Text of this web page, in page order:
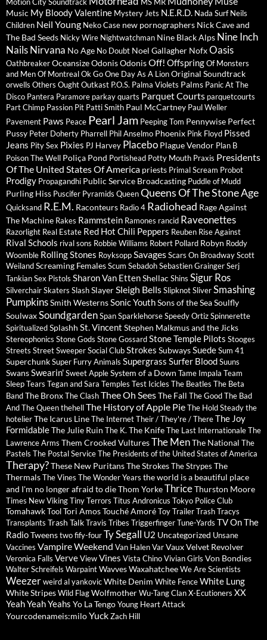
Music My Bloody Valentine Mystery Jets N.E.R.D. Nada Surf Neils
Children Neil Young Neko Case new pornographers Nick Cave and
The Bad Seeds Nicky Wire Nightwatchman Nine Black Alps Nine Inch
Nails Nirvana No Age No Doubt Noel Gallagher NofxOasis
OathbreakerOceansizeOdonis OdonisOff! OffspringOf Monsters
and MenOf MontrealOk GoOne Day As A LionOriginal Soundtrack
orwells Others OughtOutkast P.O.S. Palma Violets Palms Panic At The
Disco Pantera Paramore parkay quarts Parquet Courts parquetcourts
Part Chimp Passion Pit Patti Smith Paul McCartney Paul Weller
Pavement Paws Peace Pearl Jam Peeping Tom Pennywise Perfect
Pussy Peter Doherty Pharrell Phil Anselmo Phoenix Pink Floyd Pissed
Jeans Pity Sex Pixies PJ Harvey Placebo Plague Vendor Plan B
Poison The Well Poliça Pond Portishead Potty Mouth Praxis Presidents
Of The United States Of America priests Primal Scream Probot
Prodigy Propagandhi Public Service Broadcasting Puddle of Mudd
Purling Hiss Puscifer Pyramids QueenQueens Of The Stone Age
Quicksand R.E.M. Raconteurs Radio 4 Radiohead Rage Against
The Machine Rakes Rammstein Ramones rancid Raveonettes
Razorlight Real Estate Red Hot Chili Peppers Reuben Rise Against
Rival Schools rival sons Robbie Williams Robert Pollard Robyn Roddy
Woomble Rolling Stones RoyksoppSavagesScars On BroadwayScott
WeilandScreaming FemalesScum SebadohSebastien GraingerSerj
TankianSex Pistols Sharon Van EttenShellac Shins Sigur Ros
SilverchairSkaters SlashSlayerSleigh BellsSlipknotSliverSmashing
PumpkinsSmith WesternsSonic YouthSons of the SeaSoulfly
SoulwaxSoundgardenSpanSparklehorseSpeedy OrtizSpinnerette
SpiritualizedSplashh St. Vincent Stephen Malkmus and the Jicks
Stereophonics Stone Gods Stone GossardStone Temple Pilots Stooges
Streets Street Sweeper Social ClubStrokes SubwaysSuedeSum 41
SuperchunkSuper Furry Animals Supergrass Surfer BloodSuuns
SwansSwearin'Sweet AppleSystem of a Down Tame Impala Team
SleepTears Tegan and Sara Temples Test Icicles The Beatles The Beta
BandThe BronxThe ClashThee Oh SeesThe Fall The Good The Bad
And The QueenthehellThe History of Apple PieThe Hold Steadythe
hotelierThe Icarus LineThe InternetTheir / They're / ThereThe Joy
FormidableThe Julie Ruin The K. The KnifeThe Last InternationaleThe
Lawrence Arms Them Crooked VulturesThe MenThe National The
Pastels The Postal ServiceThe Presidents of the United States of America
Therapy?These New PuritansThe StrokesThe Strypes The
ThermalsThe Vines The Wonder Years the world is a beautiful place
and I'm no longer afraid to dieThom YorkeThriceThurston Moore
Times New VikingTiny Terrors Titus Andronicus Tokyo Police Club
TomahawkToolTori AmosTouché AmoréToyTrailer Trash Tracys
Transplants Trash TalkTravis Tribes TriggerfingerTune-Yards TV On The
RadioTweenstwo fify-fourTy Segall U2 Uncategorized Unsane
Vaccines Vampire Weekend Van HalenVarVauxVelvet Revolver
Veronica Falls VerveViewVines Vista ChinoVivian Girls Von Bondies
Walter Schreifels WarpaintWavvesWaxahatcheeWe Are Scientists
Weezerweird al yankovicWhite Denim White FenceWhite Lung
White StripesWild FlagWolfmotherWu-Tang ClanX-Ecutioners XX
Yeah Yeah Yeahs Yo La TengoYoung Heart Attack
Yourcodenameis:miloYuckZach Hill